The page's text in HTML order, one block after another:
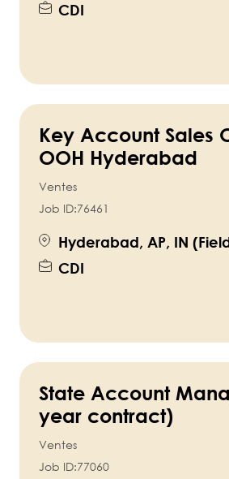
CDI
Key Account Sales
OOH Hyderabad
Ventes
Job ID:76461
Hyderabad, AP, IN
CDI
State Account
year contract)
Ventes
Job ID:77060